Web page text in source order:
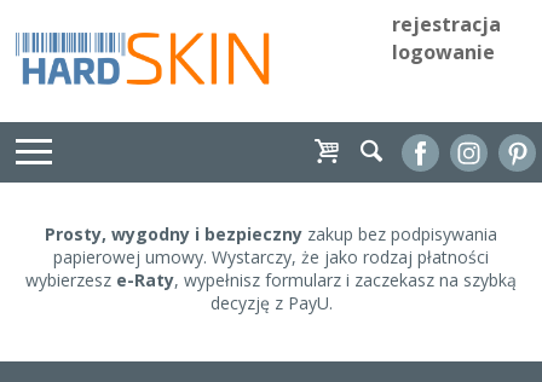
rejestracja
logowanie
Prosty, wygodny i bezpieczny zakup bez podpisywania
papierowej umowy. Wystarczy, że jako rodzaj płatności
wybierzesz e-Raty, wypełnisz formularz i zaczekasz na szybką
decyzję z PayU.